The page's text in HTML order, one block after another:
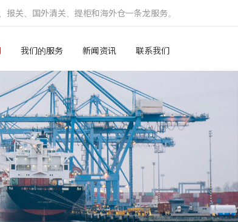
关、国外清关、提柜和海外仓一条龙服务。
我们的服务 新闻资讯 联系我们